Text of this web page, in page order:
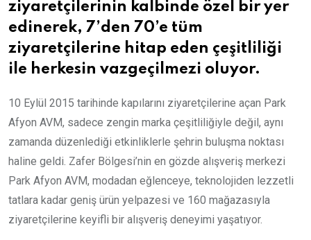
ziyaretçilerinin kalbinde özel bir yer
edinerek, 7’den 70’e tüm
ziyaretçilerine hitap eden çeşitliliği
ile herkesin vazgeçilmezi oluyor.
10 Eylül 2015 tarihinde kapılarını ziyaretçilerine açan Park
Afyon AVM, sadece zengin marka çeşitliliğiyle değil, aynı
zamanda düzenlediği etkinliklerle şehrin buluşma noktası
haline geldi. Zafer Bölgesi’nin en gözde alışveriş merkezi
Park Afyon AVM, modadan eğlenceye, teknolojiden lezzetli
tatlara kadar geniş ürün yelpazesi ve 160 mağazasıyla
ziyaretçilerine keyifli bir alışveriş deneyimi yaşatıyor.